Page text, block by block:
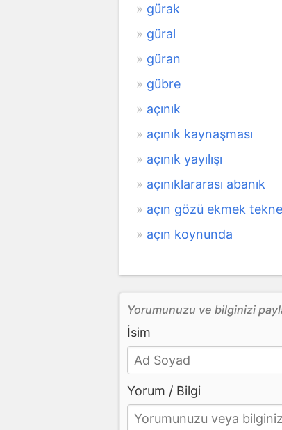
gürak
güral
güran
gübre
açınık
açınık kaynaşması
açınık yayılışı
açınıklararası abanık
açın gözü ekmek
açın koynunda
Yorumunuzu ve bilginizi
İsim
Yorum / Bilgi